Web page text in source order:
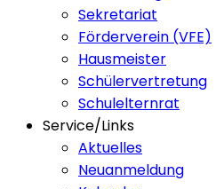
Sekretariat
Förderverein (VFE)
Hausmeister
Schülervertretung
Schulelternrat
Service/Links
Aktuelles
Neuanmeldung